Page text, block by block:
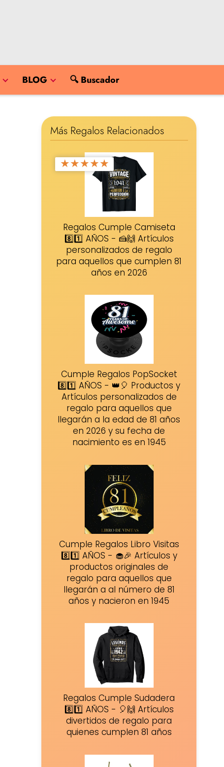
BLOG 🔍 Buscador
Más Regalos Relacionados
★★★★★
Regalos Cumple Camiseta
8️⃣1️⃣ AÑOS - 🍰🙌 Artículos
personalizados de regalo
para aquellos que cumplen 81
años en 2026
Cumple Regalos PopSocket
8️⃣1️⃣ AÑOS - 👑🎈 Productos y
Artículos personalizados de
regalo para aquellos que
llegarán a la edad de 81 años
en 2026 y su fecha de
nacimiento es en 1945
Cumple Regalos Libro Visitas
8️⃣1️⃣ AÑOS - 🧁🎉 Artículos y
productos originales de
regalo para aquellos que
llegarán a al número de 81
años y nacieron en 1945
Regalos Cumple Sudadera
8️⃣1️⃣ AÑOS - 🎈🙌 Artículos
divertidos de regalo para
quienes cumplen 81 años